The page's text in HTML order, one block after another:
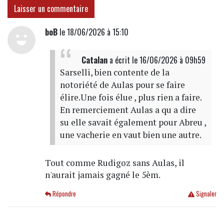
Laisser un commentaire
boBle 18/06/2026 à 15:10
Catalana écrit le 16/06/2026 à 09h59
Sarselli, bien contente de la
notoriété de Aulas pour se faire
élire.Une fois élue , plus rien a faire.
En remerciement Aulas a qu a dire
su elle savait également pour Abreu ,
une vacherie en vaut bien une autre.
Tout comme Rudigoz sans Aulas, il
n'aurait jamais gagné le 5èm.
Signaler
Répondre